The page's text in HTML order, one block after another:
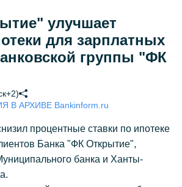
улучшает
для зарплатных
группы "ФК
В АРХИВЕ Bankinform.ru
процентные ставки по ипотеке
Банка "ФК Открытие",
банка и Ханты-